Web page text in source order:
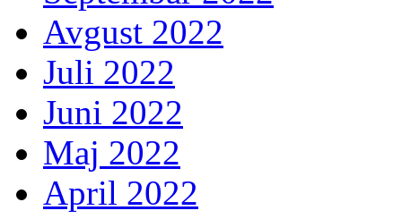
Avgust 2022
Juli 2022
Juni 2022
Maj 2022
April 2022